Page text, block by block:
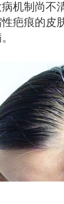
制尚不
疤痕的皮